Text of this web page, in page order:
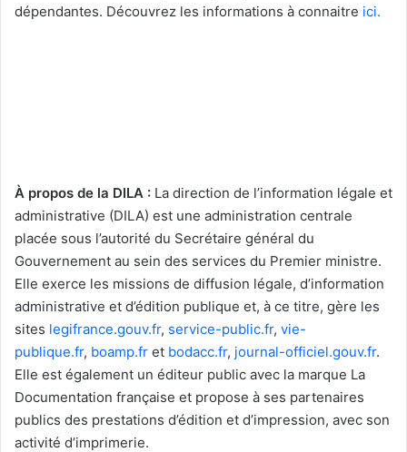
dépendantes. Découvrez les informations à connaitre ici.
À propos de la DILA : La direction de l’information légale et
administrative (DILA) est une administration centrale
placée sous l’autorité du Secrétaire général du
Gouvernement au sein des services du Premier ministre.
Elle exerce les missions de diffusion légale, d’information
administrative et d’édition publique et, à ce titre, gère les
sites legifrance.gouv.fr, service-public.fr, vie-
publique.fr, boamp.fr et bodacc.fr, journal-officiel.gouv.fr.
Elle est également un éditeur public avec la marque La
Documentation française et propose à ses partenaires
publics des prestations d’édition et d’impression, avec son
activité d’imprimerie.